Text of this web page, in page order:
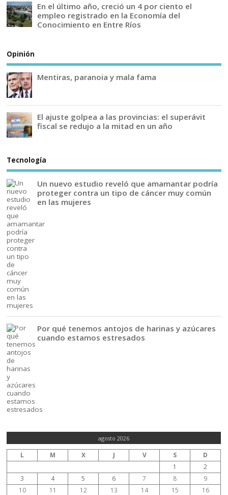
En el último año, creció un 4 por ciento el
empleo registrado en la Economía del
Conocimiento en Entre Ríos
Opinión
Mentiras, paranoia y mala fama
El ajuste golpea a las provincias: el superávit
fiscal se redujo a la mitad en un año
Tecnología
Un nuevo estudio reveló que amamantar podría
proteger contra un tipo de cáncer muy común
en las mujeres
Por qué tenemos antojos de harinas y azúcares
cuando estamos estresados
agosto 2026
L M X J V S
D
1
2
3
4 5 6 7 8
9
10
11 12 13 14 15 16